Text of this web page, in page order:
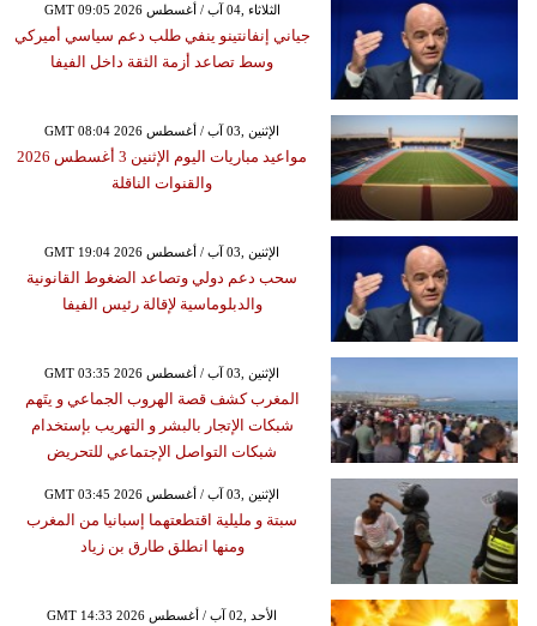
GMT 09:05 2026 الثلاثاء ,04 آب / أغسطس
جياني إنفانتينو ينفي طلب دعم سياسي أميركي
وسط تصاعد أزمة الثقة داخل الفيفا
GMT 08:04 2026 الإثنين ,03 آب / أغسطس
مواعيد مباريات اليوم الإثنين 3 أغسطس 2026
والقنوات الناقلة
GMT 19:04 2026 الإثنين ,03 آب / أغسطس
سحب دعم دولي وتصاعد الضغوط القانونية
والدبلوماسية لإقالة رئيس الفيفا
GMT 03:35 2026 الإثنين ,03 آب / أغسطس
المغرب كشف قصة الهروب الجماعي و يتَهم
شبكات الإتجار بالبشر و التهريب بإستخدام
شبكات التواصل الإجتماعي للتحريض
GMT 03:45 2026 الإثنين ,03 آب / أغسطس
سبتة و مليلية اقتطعتهما إسبانيا من المغرب
ومنها انطلق طارق بن زياد
GMT 14:33 2026 الأحد ,02 آب / أغسطس